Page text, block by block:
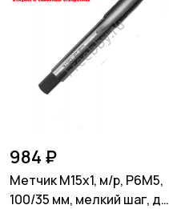
984 ₽
Метчик М15х1, м/р, Р6М5,
100/35 мм, мелкий шаг, для